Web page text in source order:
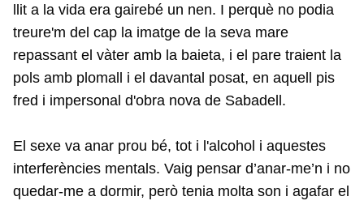
llit a la vida era gairebé un nen. I perquè no podia
treure'm del cap la imatge de la seva mare
repassant el vàter amb la baieta, i el pare traient la
pols amb plomall i el davantal posat, en aquell pis
fred i impersonal d'obra nova de Sabadell.
El sexe va anar prou bé, tot i l'alcohol i aquestes
interferències mentals. Vaig pensar d’anar-me’n i no
quedar-me a dormir, però tenia molta son i agafar el